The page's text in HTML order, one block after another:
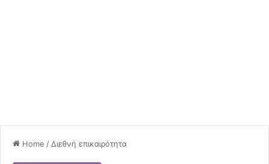
Home / Διεθνή επικαιρότητα